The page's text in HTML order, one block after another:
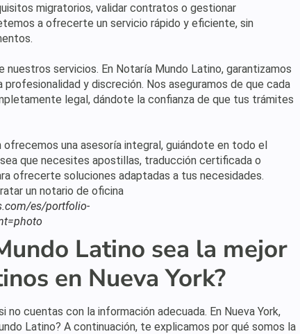
migratorios, validar contratos o gestionar
a ofrecerte un servicio rápido y eficiente, sin
servicios. En Notaría Mundo Latino, garantizamos
y discreción. Nos aseguramos de que cada
legal, dándote la confianza de que tus trámites
una asesoría integral, guiándote en todo el
que necesites apostillas, traducción certificada o
ofrecerte soluciones adaptadas a tus necesidades.
es/portfolio-
Latino sea la mejor
en Nueva York?
cuentas con la información adecuada. En Nueva York,
Latino? A continuación, te explicamos por qué somos la